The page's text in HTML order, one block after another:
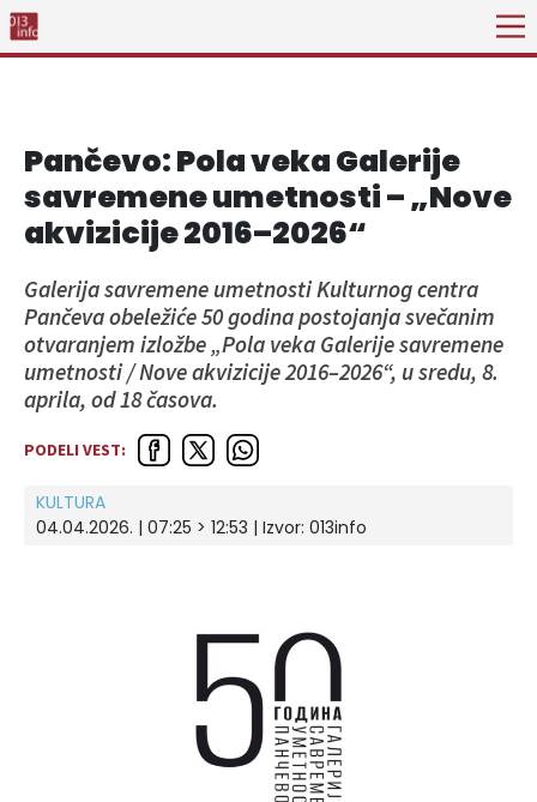
Pančevo: Pola veka Galerije
savremene umetnosti – „Nove
akvizicije 2016–2026“
Galerija savremene umetnosti Kulturnog centra
Pančeva obeležiće 50 godina postojanja svečanim
otvaranjem izložbe „Pola veka Galerije savremene
umetnosti / Nove akvizicije 2016–2026“, u sredu, 8.
aprila, od 18 časova.
PODELI VEST:
KULTURA
04.04.2026. | 07:25 > 12:53 | Izvor: 013info